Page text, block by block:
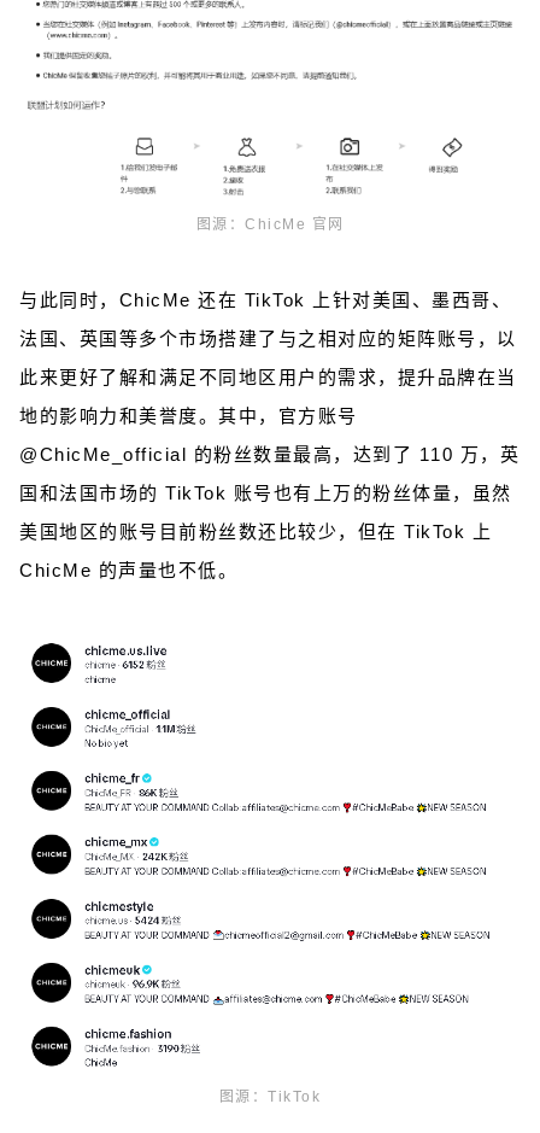
图源：ChicMe 官网
与此同时，ChicMe 还在 TikTok 上针对美国、墨西哥、
法国、英国等多个市场搭建了与之相对应的矩阵账号，以
此来更好了解和满足不同地区用户的需求，提升品牌在当
地的影响力和美誉度。其中，官方账号
@ChicMe_official 的粉丝数量最高，达到了 110 万，英
国和法国市场的 TikTok 账号也有上万的粉丝体量，虽然
美国地区的账号目前粉丝数还比较少，但在 TikTok 上
ChicMe 的声量也不低。
图源：TikTok